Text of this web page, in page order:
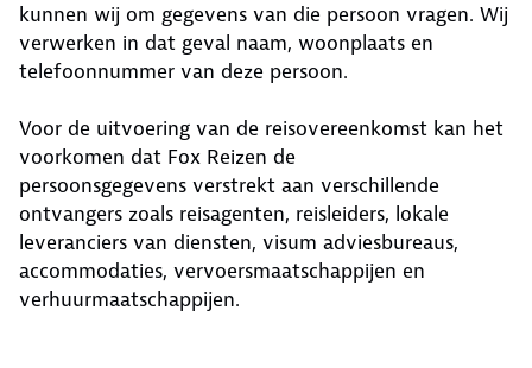
kunnen wij om gegevens van die persoon vragen. Wij
verwerken in dat geval naam, woonplaats en
telefoonnummer van deze persoon.
Voor de uitvoering van de reisovereenkomst kan het
voorkomen dat Fox Reizen de
persoonsgegevens verstrekt aan verschillende
ontvangers zoals reisagenten, reisleiders, lokale
leveranciers van diensten, visum adviesbureaus,
accommodaties, vervoersmaatschappijen en
verhuurmaatschappijen.